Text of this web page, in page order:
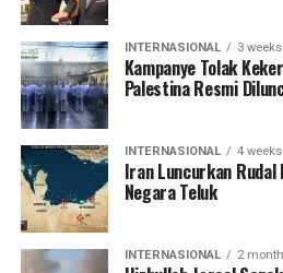
INTERNASIONAL 3
Kampanye Tolak
Palestina Resmi
INTERNASIONAL 4
Iran Luncurkan Rudal
Negara Teluk
INTERNASIONAL 2